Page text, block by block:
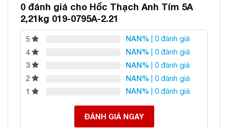
0 đánh giá cho Hốc Thạch Anh Tím 5A
2,21kg 019-0795A-2.21
5 NAN% | 0 đánh giá
4
NAN% | 0 đánh giá
3
NAN% | 0 đánh giá
2
NAN% | 0 đánh giá
1
NAN% | 0 đánh giá
ĐÁNH GIÁ NGAY